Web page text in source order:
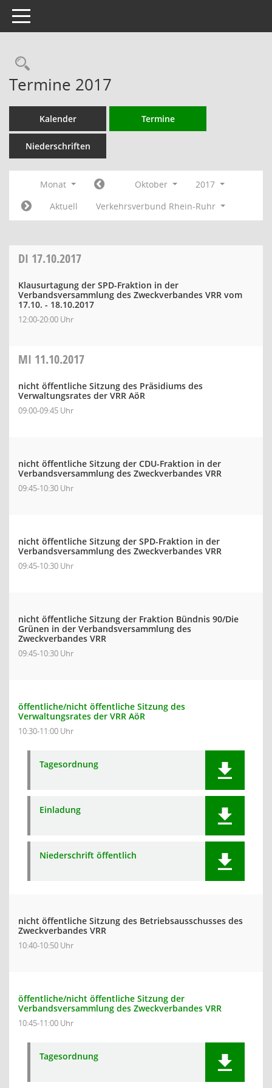
Toggle navigation
Rechercheauswahl
Termine 2017
Kalender Termine
Niederschriften
Monat Oktober
2017
Aktuell
Verkehrsverbund Rhein-Ruhr
DI 17.10.2017
Klausurtagung der SPD-Fraktion in der
Verbandsversammlung des Zweckverbandes VRR vom
17.10. - 18.10.2017
12:00-20:00 Uhr
MI 11.10.2017
nicht öffentliche Sitzung des Präsidiums des
Verwaltungsrates der VRR AöR
09:00-09:45 Uhr
nicht öffentliche Sitzung der CDU-Fraktion in der
Verbandsversammlung des Zweckverbandes VRR
09:45-10:30 Uhr
nicht öffentliche Sitzung der SPD-Fraktion in der
Verbandsversammlung des Zweckverbandes VRR
09:45-10:30 Uhr
nicht öffentliche Sitzung der Fraktion Bündnis 90/Die
Grünen in der Verbandsversammlung des
Zweckverbandes VRR
09:45-10:30 Uhr
öffentliche/nicht öffentliche Sitzung des
Verwaltungsrates der VRR AöR
10:30-11:00 Uhr
Tagesordnung
Einladung
Niederschrift öffentlich
nicht öffentliche Sitzung des Betriebsausschusses des
Zweckverbandes VRR
10:40-10:50 Uhr
öffentliche/nicht öffentliche Sitzung der
Verbandsversammlung des Zweckverbandes VRR
10:45-11:00 Uhr
Tagesordnung